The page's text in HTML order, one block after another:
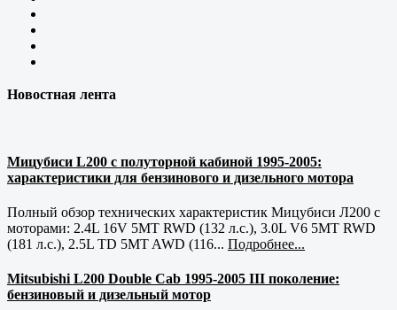
Новостная лента
Мицубиси L200 с полуторной кабиной 1995-2005:
характеристики для бензинового и дизельного мотора
Полный обзор технических характеристик Мицубиси Л200 с
моторами: 2.4L 16V 5MT RWD (132 л.с.), 3.0L V6 5MT RWD
(181 л.с.), 2.5L TD 5MT AWD (116... Подробнее...
Mitsubishi L200 Double Cab 1995-2005 III поколение:
бензиновый и дизельный мотор